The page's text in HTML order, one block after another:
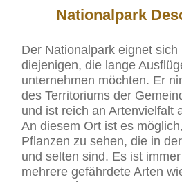
Nationalpark
Der Nationalpark eignet
diejenigen, die lange
unternehmen möchten. Er
des Territoriums der
und ist reich an Artenvielfalt
An diesem Ort ist es
Pflanzen zu sehen, die in
und selten sind. Es ist
mehrere gefährdete Arten